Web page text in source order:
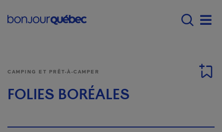
Main navigation -
CAMPING ET PRÊT-À-CAMPER
FOLIES BORÉALES